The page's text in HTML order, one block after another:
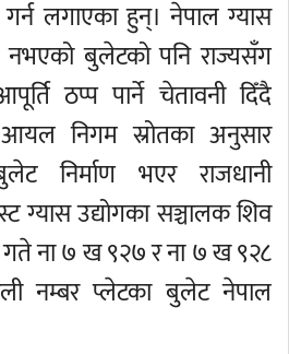
गर्न लगाएका हुन्। नेपाल ग्यास
बुलेटको पनि राज्यसँग
ठप्प पार्ने चेतावनी दिँदै
निगम स्रोतका अनुसार
निर्माण भएर राजधानी
उद्योगका सञ्चालक शिव
ना ७ ख ९२७ र ना ७ ख ९२८
नम्बर प्लेटका बुलेट नेपाल